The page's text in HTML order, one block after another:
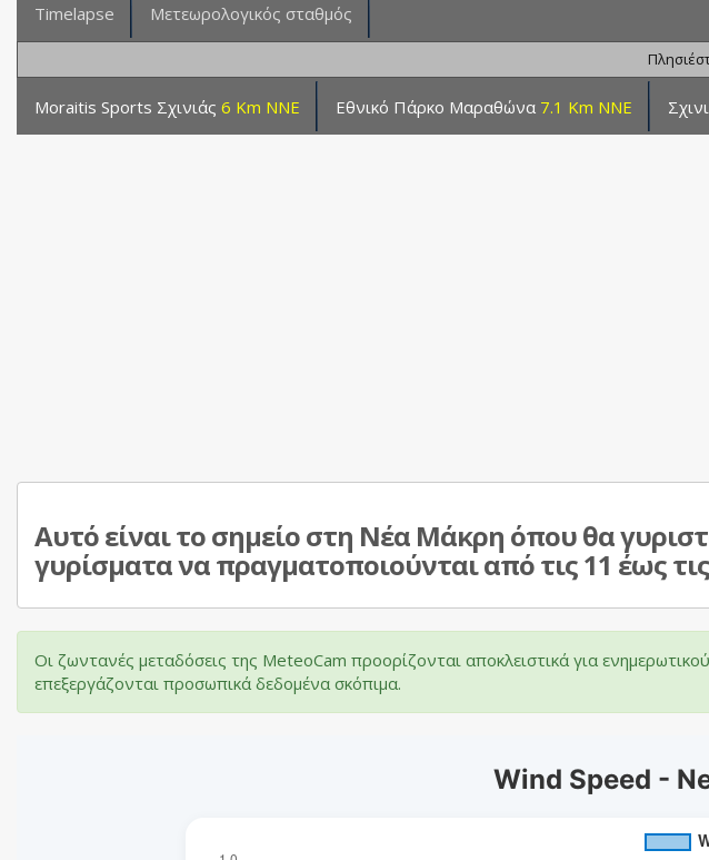
Timelapse Μετεωρολογικός σταθμός
Moraitis Sports Σχινιάς 6 Km NNE Εθνικό Πάρκο Μαραθώνα 7.1 Km NNE
Αυτό είναι το σημείο στη Νέα Μάκρη όπου θα
γυρίσματα να πραγματοποιούνται από τις 11 έως
Οι ζωντανές μεταδόσεις της MeteoCam προορίζονται αποκλειστικά για
επεξεργάζονται προσωπικά δεδομένα σκόπιμα.